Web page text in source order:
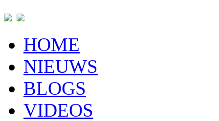
HOME
NIEUWS
BLOGS
VIDEOS